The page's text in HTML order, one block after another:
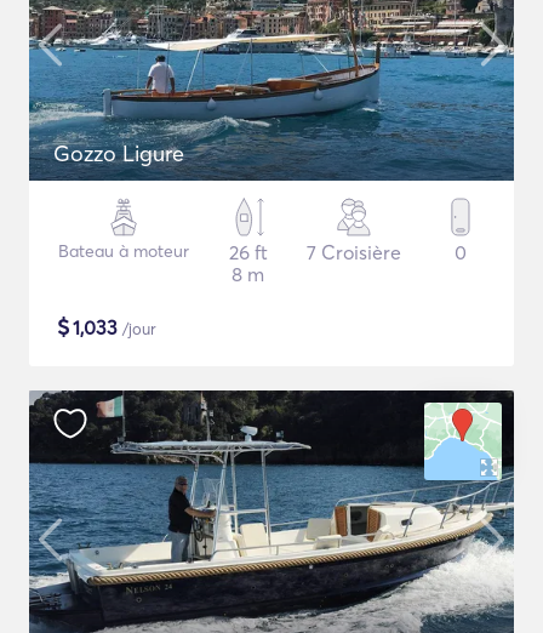
Gozzo Ligure
Bateau à moteur
26 ft
8 m
7 Croisière 0
$1,033 /jour